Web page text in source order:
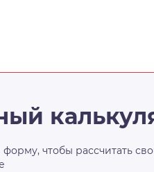
чтобы рассчитать